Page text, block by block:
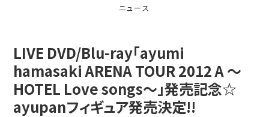
ニュース
LIVE DVD/Blu-ray「ayumi
hamasaki ARENA TOUR 2012 A ～
HOTEL Love songs～」発売記念☆
ayupanフィギュア発売決定!!